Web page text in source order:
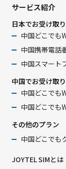
サービス紹介
日本でお受け取り
中国どこでも
中国携帯電話
中国スマート
中国でお受け取り
中国どこでも
中国どこでも
その他のプラン
中国どこでも
JOYTEL SIMとは